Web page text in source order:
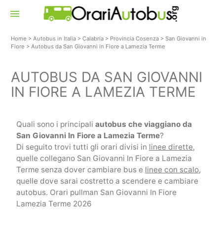
menu
Home >Autobus in Italia >Calabria > Provincia Cosenza >San Giovanni in
Fiore >Autobus da San Giovanni in Fiore a Lamezia Terme
AUTOBUS DA SAN GIOVANNI
IN FIORE A LAMEZIA TERME
Quali sono i principali autobus che viaggiano da
San Giovanni In Fiore a Lamezia Terme?
Di seguito trovi tutti gli orari divisi in linee dirette,
quelle collegano San Giovanni In Fiore a Lamezia
Terme senza dover cambiare bus e linee con scalo,
quelle dove sarai costretto a scendere e cambiare
autobus. Orari pullman San Giovanni In Fiore
Lamezia Terme 2026